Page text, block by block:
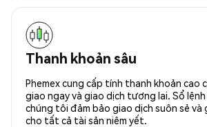
Thanh khoản sâu
Phemex cung cấp tính thanh khoản cao
giao ngay và giao dịch tương lai. Sổ
chúng tôi đảm bảo giao dịch suôn sẻ và
cho tất cả tài sản niêm yết.